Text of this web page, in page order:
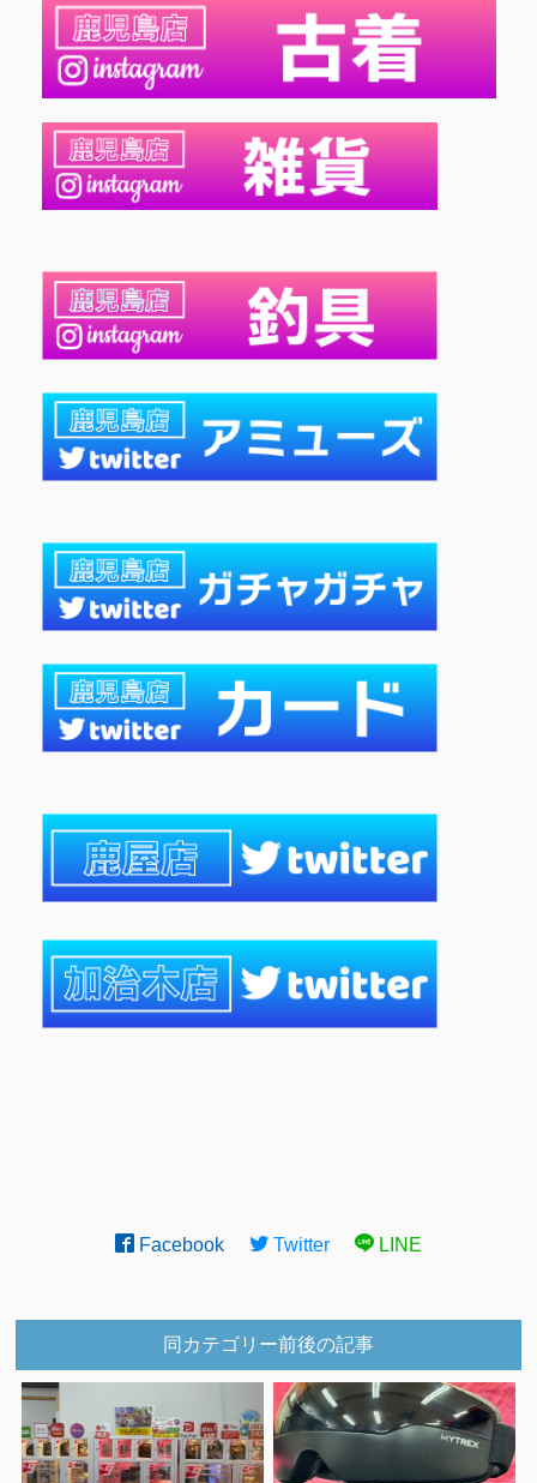
Facebook Twitter LINE
同カテゴリー前後の記事